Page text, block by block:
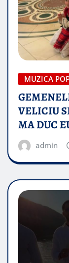
MUZICA
VELICIU
MA DUC
admin